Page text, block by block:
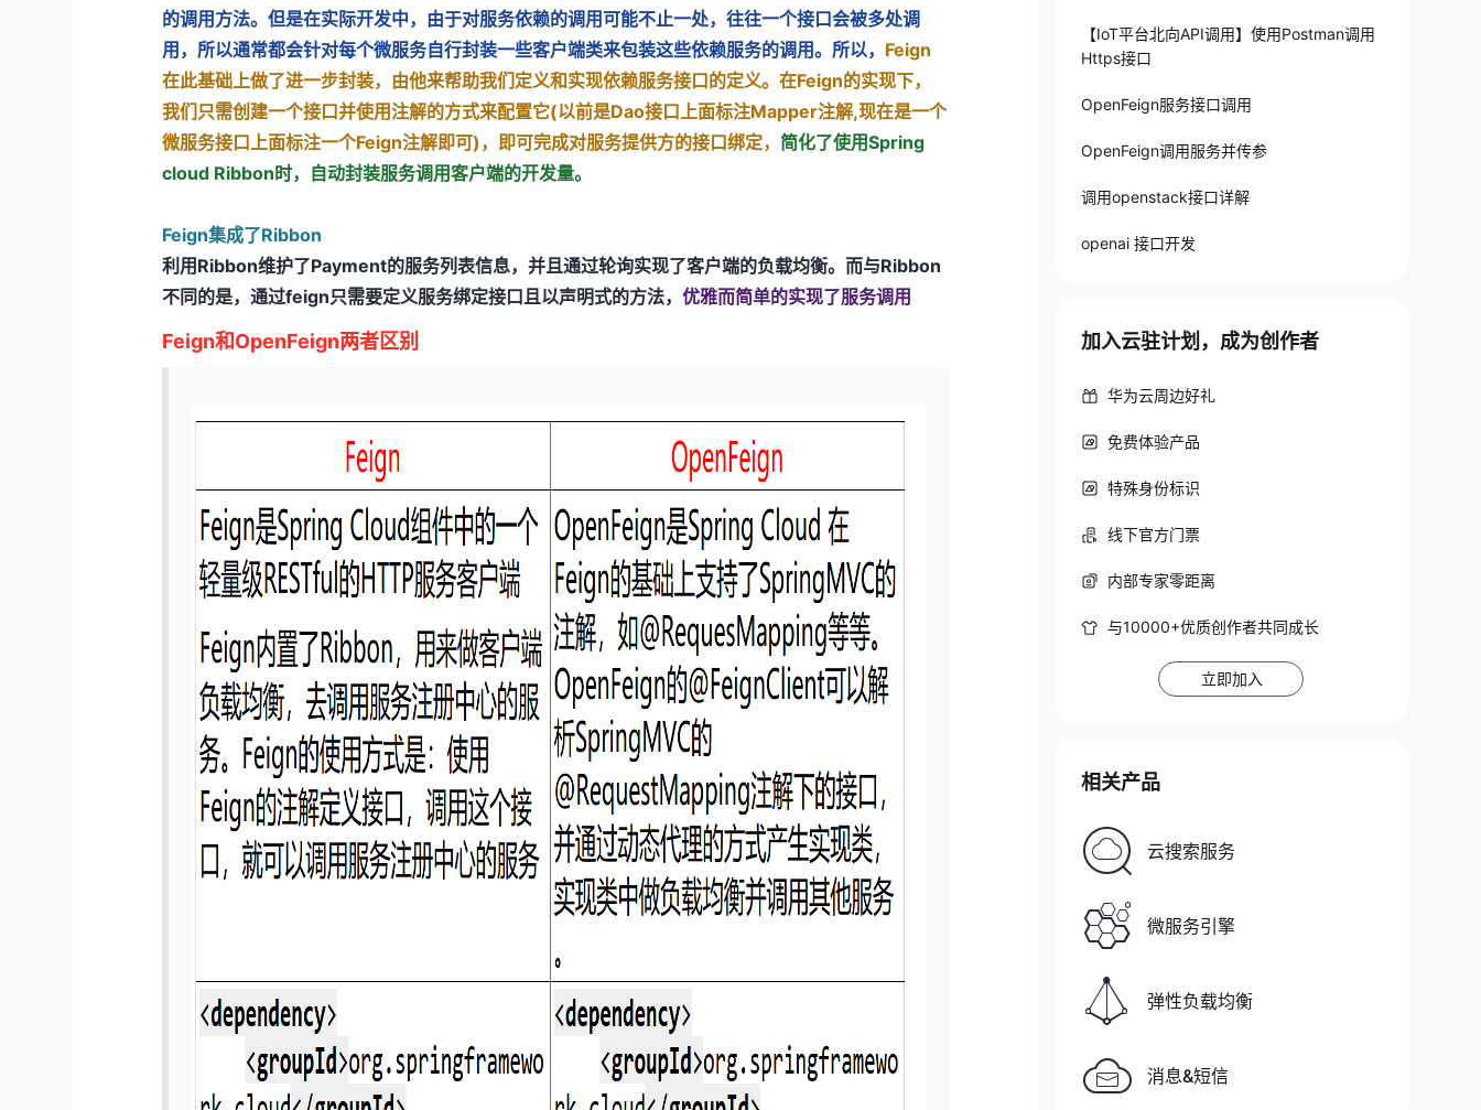
的调用方法。但是在实际开发中，由于对服务依赖的调用可能不止一处，往往一个接口会被多处调
用，所以通常都会针对每个微服务自行封装一些客户端类来包装这些依赖服务的调用。所以， Feign
在此基础上做了进一步封装，由他来帮助我们定义和实现依赖服务接口的定义。在Feign的实现下，
我们只需创建一个接口并使用注解的方式来配置它(以前是Dao接口上面标注Mapper注解,现在是一个
微服务接口上面标注一个Feign注解即可)，即可完成对服务提供方的接口绑定，简化了使用Spring
cloud Ribbon时，自动封装服务调用客户端的开发量。
Feign集成了Ribbon
利用Ribbon维护了Payment的服务列表信息，并且通过轮询实现了客户端的负载均衡。而与Ribbon
不同的是，通过feign只需要定义服务绑定接口且以声明式的方法，优雅而简单的实现了服务调用
Feign和OpenFeign两者区别
【IoT平台北向API调用】使用Postman调用
Https接口
OpenFeign服务接口调用
OpenFeign调用服务并传参
调用openstack接口详解
openai 接口开发
加入云驻计划，成为创作者
华为云周边好礼
免费体验产品
特殊身份标识
线下官方门票
内部专家零距离
与10000+优质创作者共同成长
立即加入
相关产品
云搜索服务
微服务引擎
弹性负载均衡
消息&短信